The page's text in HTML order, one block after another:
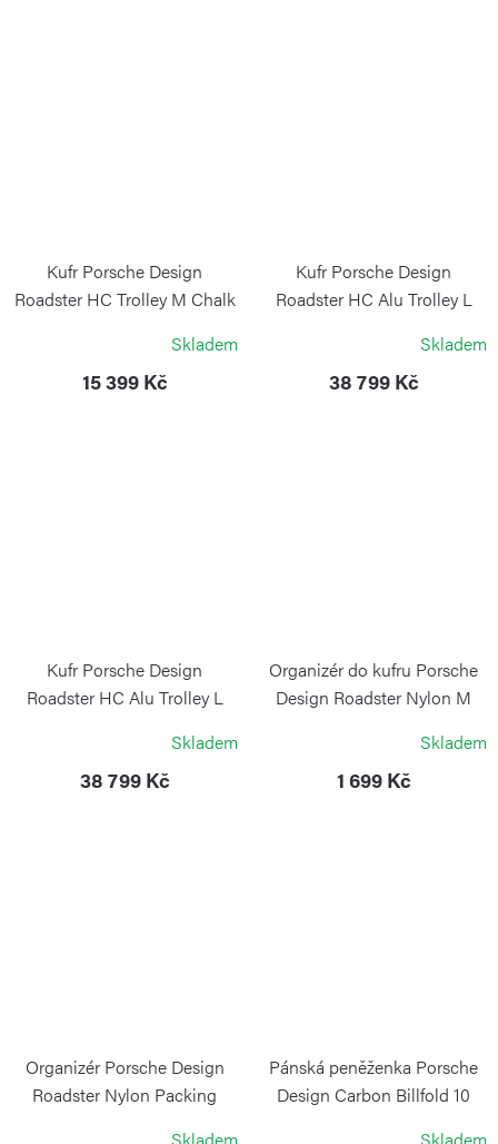
Kufr Porsche Design
Roadster HC Trolley M Chalk
Skladem
15 399 Kč
Kufr Porsche Design
Roadster HC Alu Trolley L
PORSCHE DESIGNSkladem
38 799 Kč
Kufr Porsche Design
Roadster HC Alu Trolley L
PORSCHE DESIGNSkladem
38 799 Kč
Organizér do kufru Porsche
Design Roadster Nylon M
PORSCHE DESIGNSkladem
1 699 Kč
Organizér Porsche Design
Roadster Nylon Packing
Pánská peněženka Porsche
Design Carbon Billfold 10